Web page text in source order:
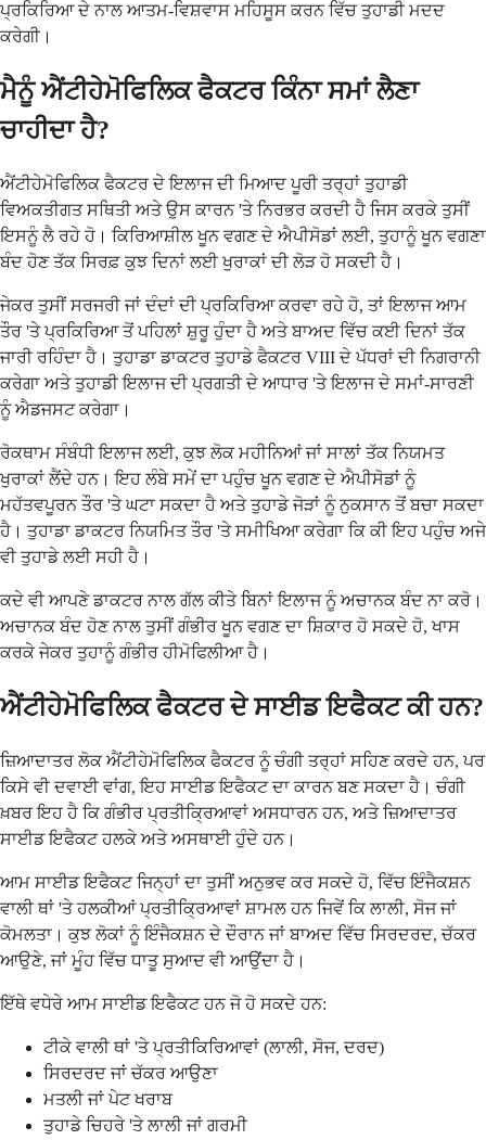
ਪ੍ਰਕਿਰਿਆ ਦੇ ਨਾਲ ਆਤਮ-ਵਿਸ਼ਵਾਸ ਮਹਿਸੂਸ ਕਰਨ ਵਿੱਚ ਤੁਹਾਡੀ ਮਦਦ
ਕਰੇਗੀ।
ਮੈਨੂੰ ਐਂਟੀਹੇਮੋਫਿਲਿਕ ਫੈਕਟਰ ਕਿੰਨਾ ਸਮਾਂ ਲੈਣਾ
ਚਾਹੀਦਾ ਹੈ?
ਐਂਟੀਹੇਮੋਫਿਲਿਕ ਫੈਕਟਰ ਦੇ ਇਲਾਜ ਦੀ ਮਿਆਦ ਪੂਰੀ ਤਰ੍ਹਾਂ ਤੁਹਾਡੀ
ਵਿਅਕਤੀਗਤ ਸਥਿਤੀ ਅਤੇ ਉਸ ਕਾਰਨ 'ਤੇ ਨਿਰਭਰ ਕਰਦੀ ਹੈ ਜਿਸ ਕਰਕੇ ਤੁਸੀਂ
ਇਸਨੂੰ ਲੈ ਰਹੇ ਹੋ। ਕਿਰਿਆਸ਼ੀਲ ਖੂਨ ਵਗਣ ਦੇ ਐਪੀਸੋਡਾਂ ਲਈ, ਤੁਹਾਨੂੰ ਖੂਨ ਵਗਣਾ
ਬੰਦ ਹੋਣ ਤੱਕ ਸਿਰਫ਼ ਕੁਝ ਦਿਨਾਂ ਲਈ ਖੁਰਾਕਾਂ ਦੀ ਲੋੜ ਹੋ ਸਕਦੀ ਹੈ।
ਜੇਕਰ ਤੁਸੀਂ ਸਰਜਰੀ ਜਾਂ ਦੰਦਾਂ ਦੀ ਪ੍ਰਕਿਰਿਆ ਕਰਵਾ ਰਹੇ ਹੋ, ਤਾਂ ਇਲਾਜ ਆਮ
ਤੌਰ 'ਤੇ ਪ੍ਰਕਿਰਿਆ ਤੋਂ ਪਹਿਲਾਂ ਸ਼ੁਰੂ ਹੁੰਦਾ ਹੈ ਅਤੇ ਬਾਅਦ ਵਿੱਚ ਕਈ ਦਿਨਾਂ ਤੱਕ
ਜਾਰੀ ਰਹਿੰਦਾ ਹੈ। ਤੁਹਾਡਾ ਡਾਕਟਰ ਤੁਹਾਡੇ ਫੈਕਟਰ VIII ਦੇ ਪੱਧਰਾਂ ਦੀ ਨਿਗਰਾਨੀ
ਕਰੇਗਾ ਅਤੇ ਤੁਹਾਡੀ ਇਲਾਜ ਦੀ ਪ੍ਰਗਤੀ ਦੇ ਆਧਾਰ 'ਤੇ ਇਲਾਜ ਦੇ ਸਮਾਂ-ਸਾਰਣੀ
ਨੂੰ ਐਡਜਸਟ ਕਰੇਗਾ।
ਰੋਕਥਾਮ ਸੰਬੰਧੀ ਇਲਾਜ ਲਈ, ਕੁਝ ਲੋਕ ਮਹੀਨਿਆਂ ਜਾਂ ਸਾਲਾਂ ਤੱਕ ਨਿਯਮਤ
ਖੁਰਾਕਾਂ ਲੈਂਦੇ ਹਨ। ਇਹ ਲੰਬੇ ਸਮੇਂ ਦਾ ਪਹੁੰਚ ਖੂਨ ਵਗਣ ਦੇ ਐਪੀਸੋਡਾਂ ਨੂੰ
ਮਹੱਤਵਪੂਰਨ ਤੌਰ 'ਤੇ ਘਟਾ ਸਕਦਾ ਹੈ ਅਤੇ ਤੁਹਾਡੇ ਜੋੜਾਂ ਨੂੰ ਨੁਕਸਾਨ ਤੋਂ ਬਚਾ ਸਕਦਾ
ਹੈ। ਤੁਹਾਡਾ ਡਾਕਟਰ ਨਿਯਮਿਤ ਤੌਰ 'ਤੇ ਸਮੀਖਿਆ ਕਰੇਗਾ ਕਿ ਕੀ ਇਹ ਪਹੁੰਚ ਅਜੇ
ਵੀ ਤੁਹਾਡੇ ਲਈ ਸਹੀ ਹੈ।
ਕਦੇ ਵੀ ਆਪਣੇ ਡਾਕਟਰ ਨਾਲ ਗੱਲ ਕੀਤੇ ਬਿਨਾਂ ਇਲਾਜ ਨੂੰ ਅਚਾਨਕ ਬੰਦ ਨਾ ਕਰੋ।
ਅਚਾਨਕ ਬੰਦ ਹੋਣ ਨਾਲ ਤੁਸੀਂ ਗੰਭੀਰ ਖੂਨ ਵਗਣ ਦਾ ਸ਼ਿਕਾਰ ਹੋ ਸਕਦੇ ਹੋ, ਖਾਸ
ਕਰਕੇ ਜੇਕਰ ਤੁਹਾਨੂੰ ਗੰਭੀਰ ਹੀਮੋਫਿਲੀਆ ਹੈ।
ਐਂਟੀਹੇਮੋਫਿਲਿਕ ਫੈਕਟਰ ਦੇ ਸਾਈਡ ਇਫੈਕਟ ਕੀ ਹਨ?
ਜ਼ਿਆਦਾਤਰ ਲੋਕ ਐਂਟੀਹੇਮੋਫਿਲਿਕ ਫੈਕਟਰ ਨੂੰ ਚੰਗੀ ਤਰ੍ਹਾਂ ਸਹਿਣ ਕਰਦੇ ਹਨ, ਪਰ
ਕਿਸੇ ਵੀ ਦਵਾਈ ਵਾਂਗ, ਇਹ ਸਾਈਡ ਇਫੈਕਟ ਦਾ ਕਾਰਨ ਬਣ ਸਕਦਾ ਹੈ। ਚੰਗੀ
ਖ਼ਬਰ ਇਹ ਹੈ ਕਿ ਗੰਭੀਰ ਪ੍ਰਤੀਕ੍ਰਿਆਵਾਂ ਅਸਧਾਰਨ ਹਨ, ਅਤੇ ਜ਼ਿਆਦਾਤਰ
ਸਾਈਡ ਇਫੈਕਟ ਹਲਕੇ ਅਤੇ ਅਸਥਾਈ ਹੁੰਦੇ ਹਨ।
ਆਮ ਸਾਈਡ ਇਫੈਕਟ ਜਿਨ੍ਹਾਂ ਦਾ ਤੁਸੀਂ ਅਨੁਭਵ ਕਰ ਸਕਦੇ ਹੋ, ਵਿੱਚ ਇੰਜੈਕਸ਼ਨ
ਵਾਲੀ ਥਾਂ 'ਤੇ ਹਲਕੀਆਂ ਪ੍ਰਤੀਕ੍ਰਿਆਵਾਂ ਸ਼ਾਮਲ ਹਨ ਜਿਵੇਂ ਕਿ ਲਾਲੀ, ਸੋਜ ਜਾਂ
ਕੋਮਲਤਾ। ਕੁਝ ਲੋਕਾਂ ਨੂੰ ਇੰਜੈਕਸ਼ਨ ਦੇ ਦੌਰਾਨ ਜਾਂ ਬਾਅਦ ਵਿੱਚ ਸਿਰਦਰਦ, ਚੱਕਰ
ਆਉਣੇ, ਜਾਂ ਮੂੰਹ ਵਿੱਚ ਧਾਤੂ ਸੁਆਦ ਵੀ ਆਉਂਦਾ ਹੈ।
ਇੱਥੇ ਵਧੇਰੇ ਆਮ ਸਾਈਡ ਇਫੈਕਟ ਹਨ ਜੋ ਹੋ ਸਕਦੇ ਹਨ:
ਟੀਕੇ ਵਾਲੀ ਥਾਂ 'ਤੇ ਪ੍ਰਤੀਕਿਰਿਆਵਾਂ (ਲਾਲੀ, ਸੋਜ, ਦਰਦ)
ਸਿਰਦਰਦ ਜਾਂ ਚੱਕਰ ਆਉਣਾ
ਮਤਲੀ ਜਾਂ ਪੇਟ ਖਰਾਬ
ਤੁਹਾਡੇ ਚਿਹਰੇ 'ਤੇ ਲਾਲੀ ਜਾਂ ਗਰਮੀ